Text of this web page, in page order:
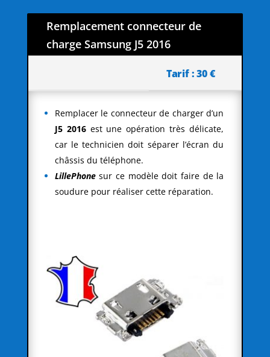
Remplacement connecteur de
charge Samsung J5 2016
Tarif : 30 €
Remplacer le connecteur de charger d’un
J5 2016 est une opération très délicate,
car le technicien doit séparer l’écran du
châssis du téléphone.
LillePhone sur ce modèle doit faire de la
soudure pour réaliser cette réparation.